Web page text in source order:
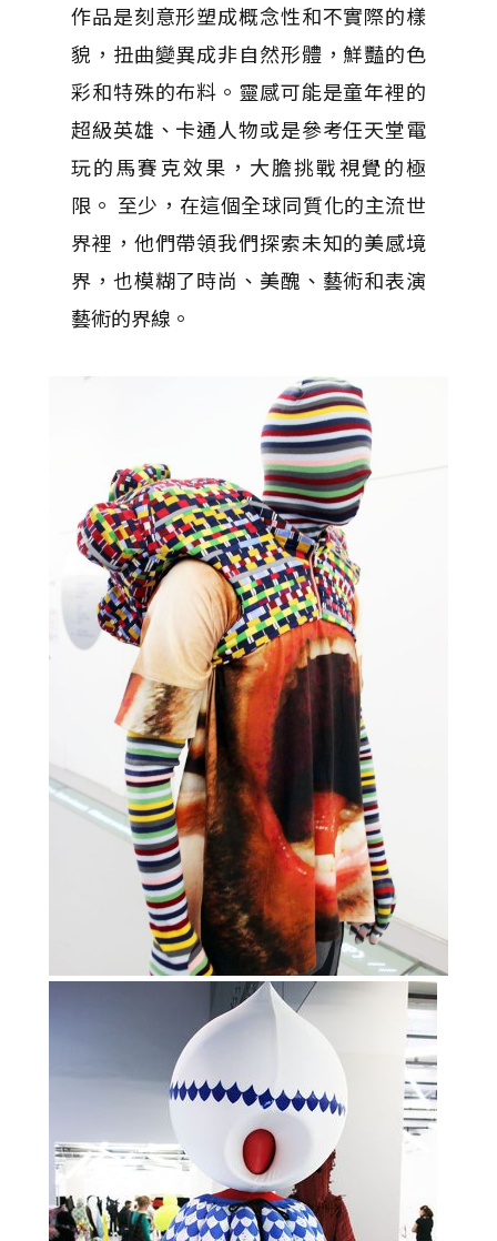
作品是刻意形塑成概念性和不實際的樣
貌，扭曲變異成非自然形體，鮮豔的色
彩和特殊的布料。靈感可能是童年裡的
超級英雄、卡通人物或是參考任天堂電
玩的馬賽克效果，大膽挑戰視覺的極
限。 至少，在這個全球同質化的主流世
界裡，他們帶領我們探索未知的美感境
界，也模糊了時尚、美醜、藝術和表演
藝術的界線。